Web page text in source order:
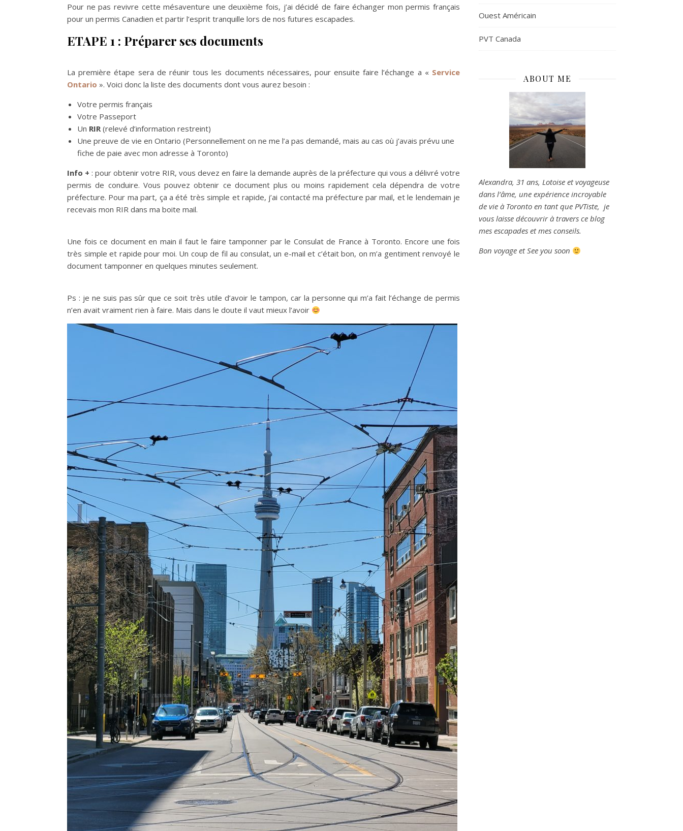
Pour ne pas revivre cette mésaventure une deuxième fois, j’ai décidé de faire échanger mon permis français
pour un permis Canadien et partir l’esprit tranquille lors de nos futures escapades.
ETAPE 1 : Préparer ses documents
La première étape sera de réunir tous les documents nécessaires, pour ensuite faire l’échange a « Service
Ontario ». Voici donc la liste des documents dont vous aurez besoin :
Votre permis français
Votre Passeport
Un RIR(relevé d’information restreint)
Une preuve de vie en Ontario (Personnellement on ne me l’a pas demandé, mais au cas où j’avais prévu une
fiche de paie avec mon adresse à Toronto)
Info + : pour obtenir votre RIR, vous devez en faire la demande auprès de la préfecture qui vous a délivré votre
permis de conduire. Vous pouvez obtenir ce document plus ou moins rapidement cela dépendra de votre
préfecture. Pour ma part, ça a été très simple et rapide, j’ai contacté ma préfecture par mail, et le lendemain je
recevais mon RIR dans ma boite mail.
Une fois ce document en main il faut le faire tamponner par le Consulat de France à Toronto. Encore une fois
très simple et rapide pour moi. Un coup de fil au consulat, un e-mail et c’était bon, on m’a gentiment renvoyé le
document tamponner en quelques minutes seulement.
Ps : je ne suis pas sûr que ce soit très utile d’avoir le tampon, car la personne qui m’a fait l’échange de permis
n’en avait vraiment rien à faire. Mais dans le doute il vaut mieux l’avoir
Ouest Américain
PVT Canada
ABOUT ME
Alexandra, 31 ans, Lotoise et voyageuse
dans l’âme, une expérience incroyable
de vie à Toronto en tant que PVTiste, je
vous laisse découvrir à travers ce blog
mes escapades et mes conseils.
Bon voyage et See you soon